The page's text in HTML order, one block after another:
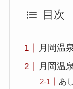
目次
月岡温
月岡温
あ